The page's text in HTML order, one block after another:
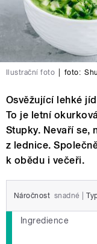
Ilustrační foto foto:
Osvěžující lehké
To je letní
Stupky. Nevaří se,
z lednice.
k obědu i večeři.
Náročnost snadné
Ingredience